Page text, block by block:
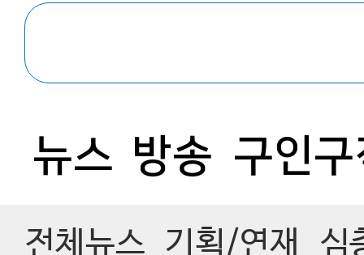
뉴스 방송 구인
전체뉴스 기획/연재 심